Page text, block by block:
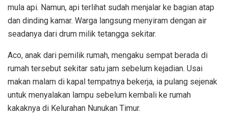
mula api. Namun, api terlihat sudah menjalar ke bagian atap
dan dinding kamar. Warga langsung menyiram dengan air
seadanya dari drum milik tetangga sekitar.
Aco, anak dari pemilik rumah, mengaku sempat berada di
rumah tersebut sekitar satu jam sebelum kejadian. Usai
makan malam di kapal tempatnya bekerja, ia pulang sejenak
untuk menyalakan lampu sebelum kembali ke rumah
kakaknya di Kelurahan Nunukan Timur.